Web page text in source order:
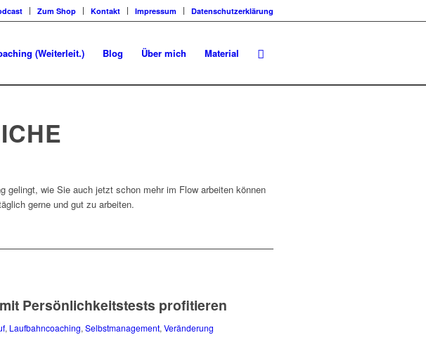
Zum Shop Kontakt Impressum Datenschutzerklärung
(Weiterleit.) Blog Über mich Material
gelingt, wie Sie auch jetzt schon mehr im Flow arbeiten können
gerne und gut zu arbeiten.
Persönlichkeitstests profitieren
, Laufbahncoaching, Selbstmanagement, Veränderung